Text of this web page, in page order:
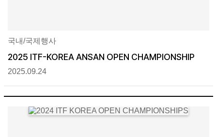
국내/국제행사
2025 ITF-KOREA ANSAN OPEN CHAMPIONSHIP
2025.09.24